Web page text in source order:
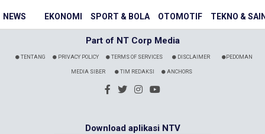
NEWS EKONOMI SPORT & BOLA OTOMOTIF TEKNO &
Part of NT Corp Media
TENTANG PRIVACY POLICY TERMS OF SERVICES DISCLAIMER PEDOMAN
MEDIA SIBER TIM REDAKSI ANCHORS
Download aplikasi NTV